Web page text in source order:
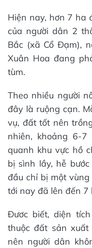
Hiện nay, hơn 7 ha
của người dân 2
Bắc (xã Cổ Đạm),
Xuân Hoa đang
tùm.
Theo nhiều người
đây là ruộng cạn.
vụ, đất tốt nên
nhiên, khoảng 6-
quanh khu vực hồ
bị sình lầy, hễ
đầu chỉ bị một
tới nay đã lên đến 7
Đươc biết, diện
thuộc đất sản
nên người dân